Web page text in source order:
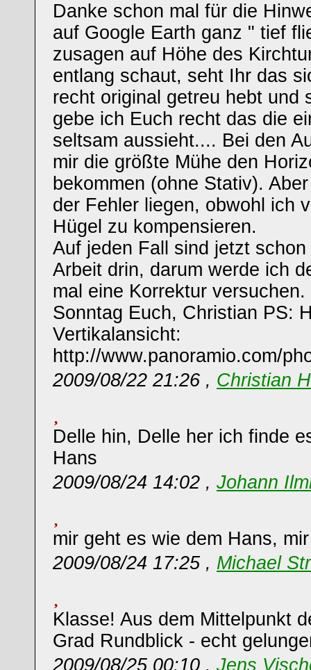
Danke schon mal für die
auf Google Earth ganz " tief
zusagen auf Höhe des
entlang schaut, seht Ihr das
recht original getreu hebt und
gebe ich Euch recht das die
seltsam aussieht.... Bei den
mir die größte Mühe den
bekommen (ohne Stativ).
der Fehler liegen, obwohl ich
Hügel zu kompensieren.
Auf jeden Fall sind jetzt
Arbeit drin, darum werde ich
mal eine Korrektur
Sonntag Euch, Christian PS:
Vertikalansicht:
http://www.panoramio.com/
2009/08/22 21:26 , Christian
Delle hin, Delle her ich finde
Hans
2009/08/24 14:02 , Johann
mir geht es wie dem Hans,
2009/08/24 17:25 , Michael
Klasse! Aus dem Mittelpunkt
Grad Rundblick - echt
2009/08/25 00:10 , Jens